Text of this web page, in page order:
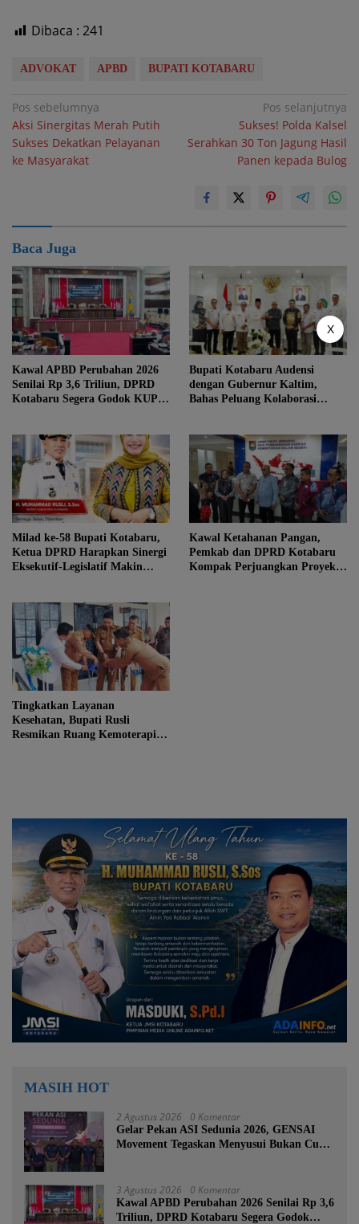
Dibaca : 241
ADVOKAT APBD BUPATI KOTABARU
Navigasi
pos
Pos sebelumnya
Aksi Sinergitas Merah Putih
Sukses Dekatkan Pelayanan
ke Masyarakat
Pos selanjutnya
Sukses! Polda Kalsel
Serahkan 30 Ton Jagung Hasil
Panen kepada Bulog
Baca Juga
Kawal APBD Perubahan 2026
Senilai Rp 3,6 Triliun, DPRD
Kotabaru Segera Godok KUPA-
Bupati Kotabaru Audensi
dengan Gubernur Kaltim,
Bahas Peluang Kolaborasi
Milad ke-58 Bupati Kotabaru,
Ketua DPRD Harapkan Sinergi
Eksekutif-Legislatif Makin
Kawal Ketahanan Pangan,
Pemkab dan DPRD Kotabaru
Kompak Perjuangkan Proyek
Tingkatkan Layanan
Kesehatan, Bupati Rusli
Resmikan Ruang Kemoterapi di
MASIH HOT
2 Agustus 2026 0 Komentar
Gelar Pekan ASI Sedunia 2026, GENSAI
Movement Tegaskan Menyusui Bukan Cuma
3 Agustus 2026 0 Komentar
Kawal APBD Perubahan 2026 Senilai Rp 3,6
Triliun, DPRD Kotabaru Segera Godok
X